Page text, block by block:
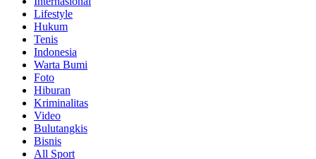
Lifestyle
Hukum
Tenis
Indonesia
Warta Bumi
Foto
Hiburan
Kriminalitas
Video
Bulutangkis
Bisnis
All Sport